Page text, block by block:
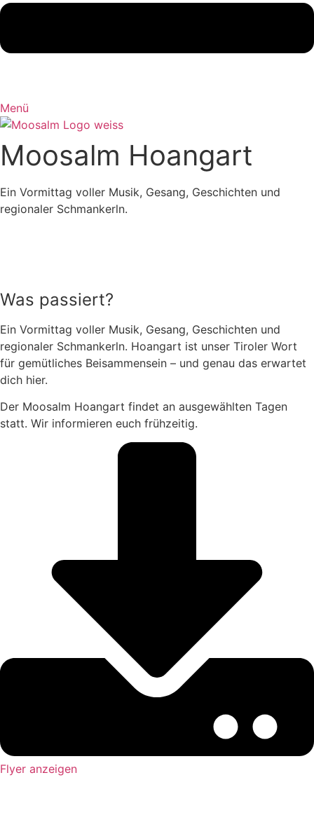
Menü
Moosalm Hoangart
Ein Vormittag voller Musik, Gesang, Geschichten und
regionaler Schmankerln.
Was passiert?
Ein Vormittag voller Musik, Gesang, Geschichten und
regionaler Schmankerln. Hoangart ist unser Tiroler Wort
für gemütliches Beisammensein – und genau das erwartet
dich hier.
Der Moosalm Hoangart findet an ausgewählten Tagen
statt. Wir informieren euch frühzeitig.
Flyer anzeigen